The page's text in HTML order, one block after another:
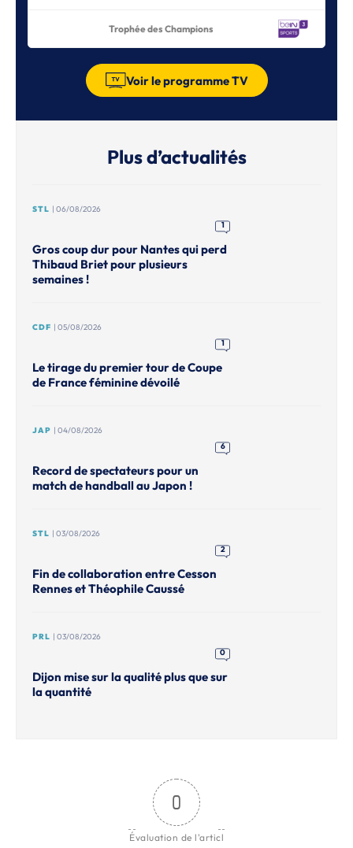
Trophée des Champions
Voir le programme TV
Plus d’actualités
STL | 06/08/2026
1
Gros coup dur pour Nantes qui perd
Thibaud Briet pour plusieurs
semaines !
CDF | 05/08/2026
1
Le tirage du premier tour de Coupe
de France féminine dévoilé
JAP | 04/08/2026
6
Record de spectateurs pour un
match de handball au Japon !
STL | 03/08/2026
2
Fin de collaboration entre Cesson
Rennes et Théophile Caussé
PRL | 03/08/2026
0
Dijon mise sur la qualité plus que sur
la quantité
0
Évaluation de l'articl